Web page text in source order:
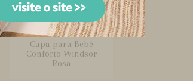
Capa para Bebê
Conforto Windsor
Rosa